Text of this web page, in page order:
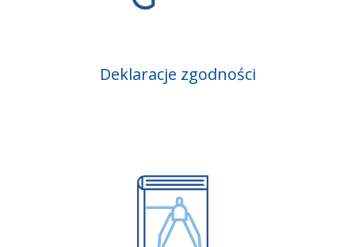
Deklaracje zgodności